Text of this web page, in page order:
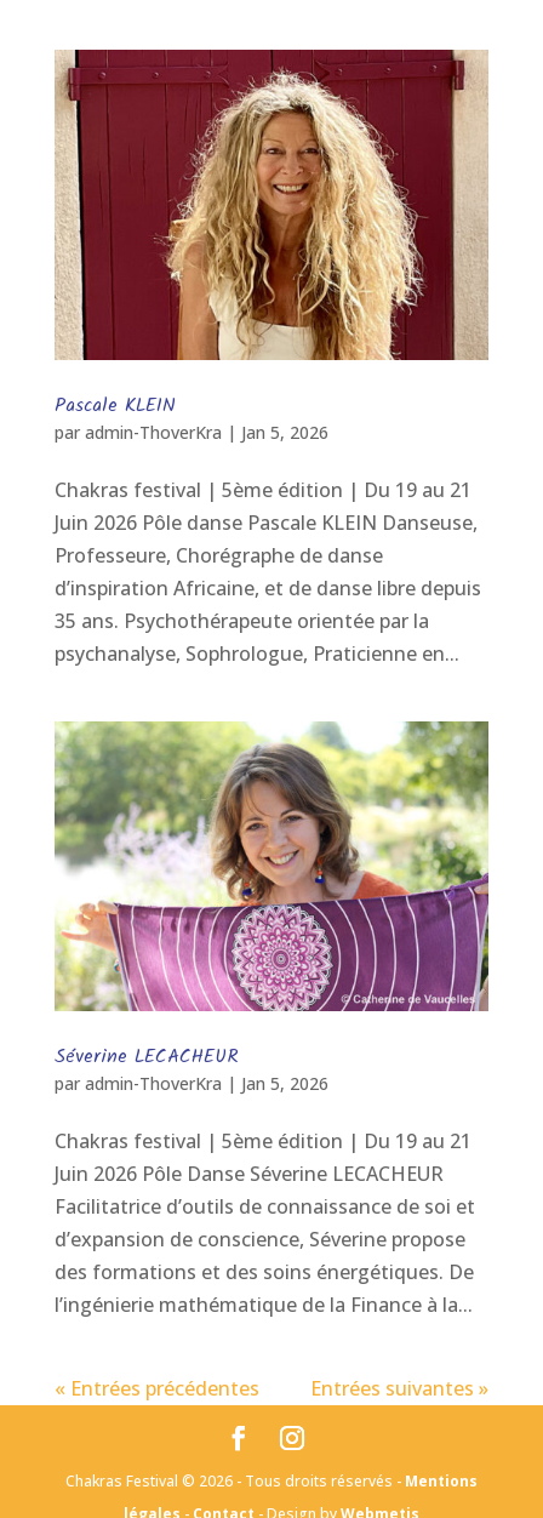
Pascale KLEIN
par admin-ThoverKra | Jan 5, 2026
Chakras festival | 5ème édition | Du 19 au 21
Juin 2026 Pôle danse Pascale KLEIN Danseuse,
Professeure, Chorégraphe de danse
d’inspiration Africaine, et de danse libre depuis
35 ans. Psychothérapeute orientée par la
psychanalyse, Sophrologue, Praticienne en...
Séverine LECACHEUR
par admin-ThoverKra | Jan 5, 2026
Chakras festival | 5ème édition | Du 19 au 21
Juin 2026 Pôle Danse Séverine LECACHEUR
Facilitatrice d’outils de connaissance de soi et
d’expansion de conscience, Séverine propose
des formations et des soins énergétiques. De
l’ingénierie mathématique de la Finance à la...
« Entrées précédentes Entrées suivantes »
Chakras Festival © 2026 - Tous droits réservés - Mentions